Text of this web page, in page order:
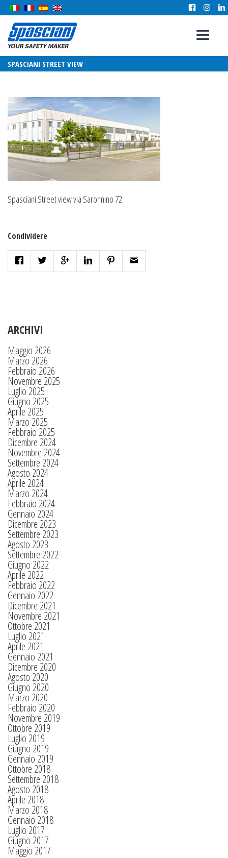
SPASCIANI STREET VIEW
Spasciani Street view via Saronnino 72
Condividere
ARCHIVI
Maggio 2026
Marzo 2026
Febbraio 2026
Novembre 2025
Luglio 2025
Giugno 2025
Aprile 2025
Marzo 2025
Febbraio 2025
Dicembre 2024
Novembre 2024
Settembre 2024
Agosto 2024
Aprile 2024
Marzo 2024
Febbraio 2024
Gennaio 2024
Dicembre 2023
Settembre 2023
Agosto 2023
Settembre 2022
Giugno 2022
Aprile 2022
Febbraio 2022
Gennaio 2022
Dicembre 2021
Novembre 2021
Ottobre 2021
Luglio 2021
Aprile 2021
Gennaio 2021
Dicembre 2020
Agosto 2020
Giugno 2020
Marzo 2020
Febbraio 2020
Novembre 2019
Ottobre 2019
Luglio 2019
Giugno 2019
Gennaio 2019
Ottobre 2018
Settembre 2018
Agosto 2018
Aprile 2018
Marzo 2018
Gennaio 2018
Luglio 2017
Giugno 2017
Maggio 2017